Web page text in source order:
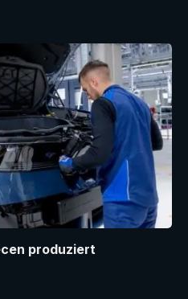
produziert